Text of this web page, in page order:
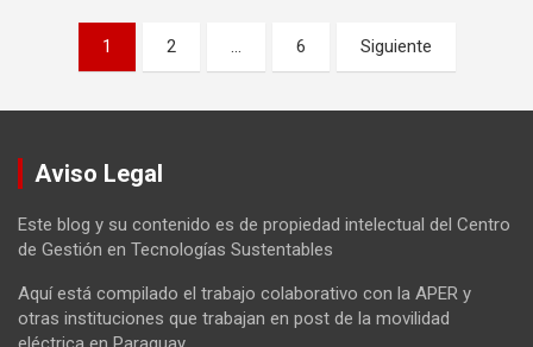
Paginación
entradas
1 2 … 6 Siguiente
Aviso Legal
Este blog y su contenido es de propiedad intelectual del Centro
de Gestión en Tecnologías Sustentables
Aquí está compilado el trabajo colaborativo con la APER y
otras instituciones que trabajan en post de la movilidad